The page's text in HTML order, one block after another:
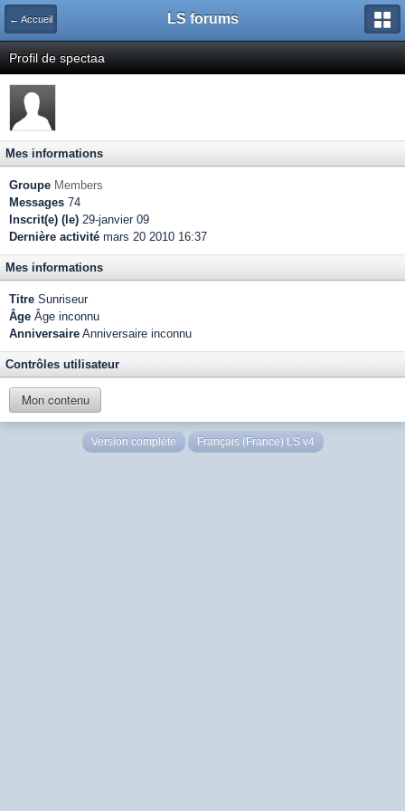
← Accueil LS forums
Profil de spectaa
Mes informations
Groupe Members
Messages 74
Inscrit(e) (le) 29-janvier 09
Dernière activité mars 20 2010 16:37
Mes informations
Titre Sunriseur
Âge Âge inconnu
Anniversaire Anniversaire inconnu
Contrôles utilisateur
Mon contenu
Version complète Français (France) LS v4